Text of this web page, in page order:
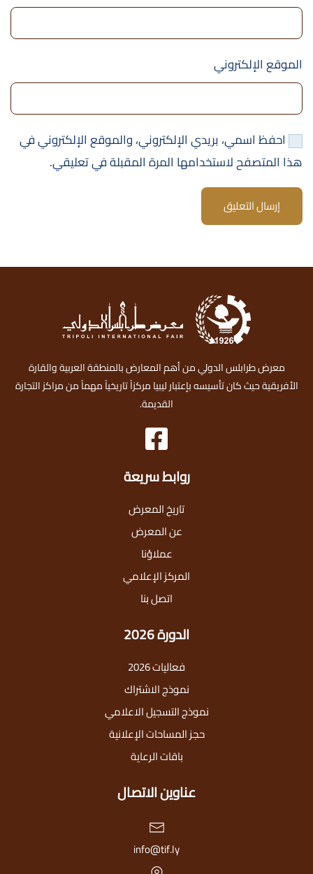
الموقع الإلكتروني
احفظ اسمي، بريدي الإلكتروني، والموقع الإلكتروني في
هذا المتصفح لاستخدامها المرة المقبلة في تعليقي.
إرسال التعليق
معرض طرابلس الدولي من أهم المعارض بالمنطقة العربية والقارة
الأفريقية حيث كان تأسيسه بإعتبار ليبيا مركزاً تاريخياً مهماً من مراكز التجارة
القديمة.
روابط سريعة
تاريخ المعرض
عن المعرض
عملاؤنا
المركز الإعلامي
اتصل بنا
الدورة 2026
فعاليات 2026
نموذج الاشتراك
نموذج التسجيل الاعلامي
حجز المساحات الإعلانية
باقات الرعاية
عناوين الاتصال
info@tif.ly